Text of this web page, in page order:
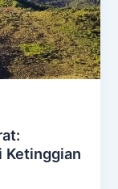
Ketinggian